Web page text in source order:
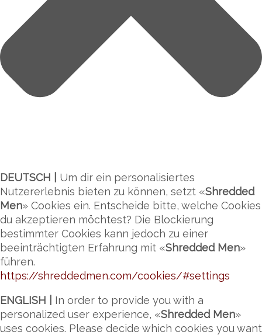
DEUTSCH | Um dir ein personalisiertes
Nutzererlebnis bieten zu können, setzt «Shredded
Men» Cookies ein. Entscheide bitte, welche Cookies
du akzeptieren möchtest? Die Blockierung
bestimmter Cookies kann jedoch zu einer
beeinträchtigten Erfahrung mit «Shredded Men»
führen.
https://shreddedmen.com/cookies/#settings
ENGLISH | In order to provide you with a
personalized user experience, «Shredded Men»
uses cookies. Please decide which cookies you want